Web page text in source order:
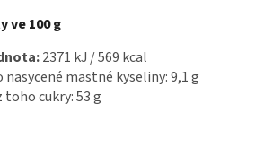
ve 100 g
2371 kJ / 569 kcal
nasycené mastné kyseliny: 9,1 g
toho cukry: 53 g